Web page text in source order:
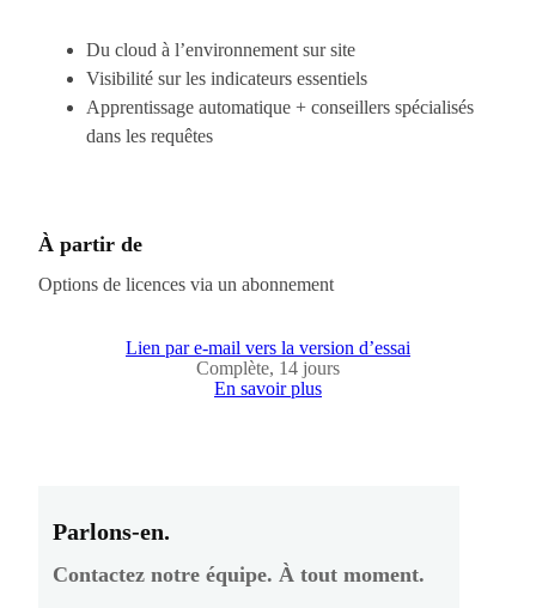
Du cloud à l’environnement sur site
Visibilité sur les indicateurs essentiels
Apprentissage automatique + conseillers spécialisés
dans les requêtes
À partir de
Options de licences via un abonnement
Lien par e-mail vers la version d’essai
Complète, 14 jours
En savoir plus
Parlons-en.
Contactez notre équipe. À tout moment.